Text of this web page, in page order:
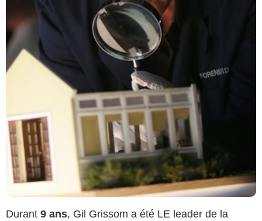
Durant 9 ans, Gil Grissom a été LE leader de la